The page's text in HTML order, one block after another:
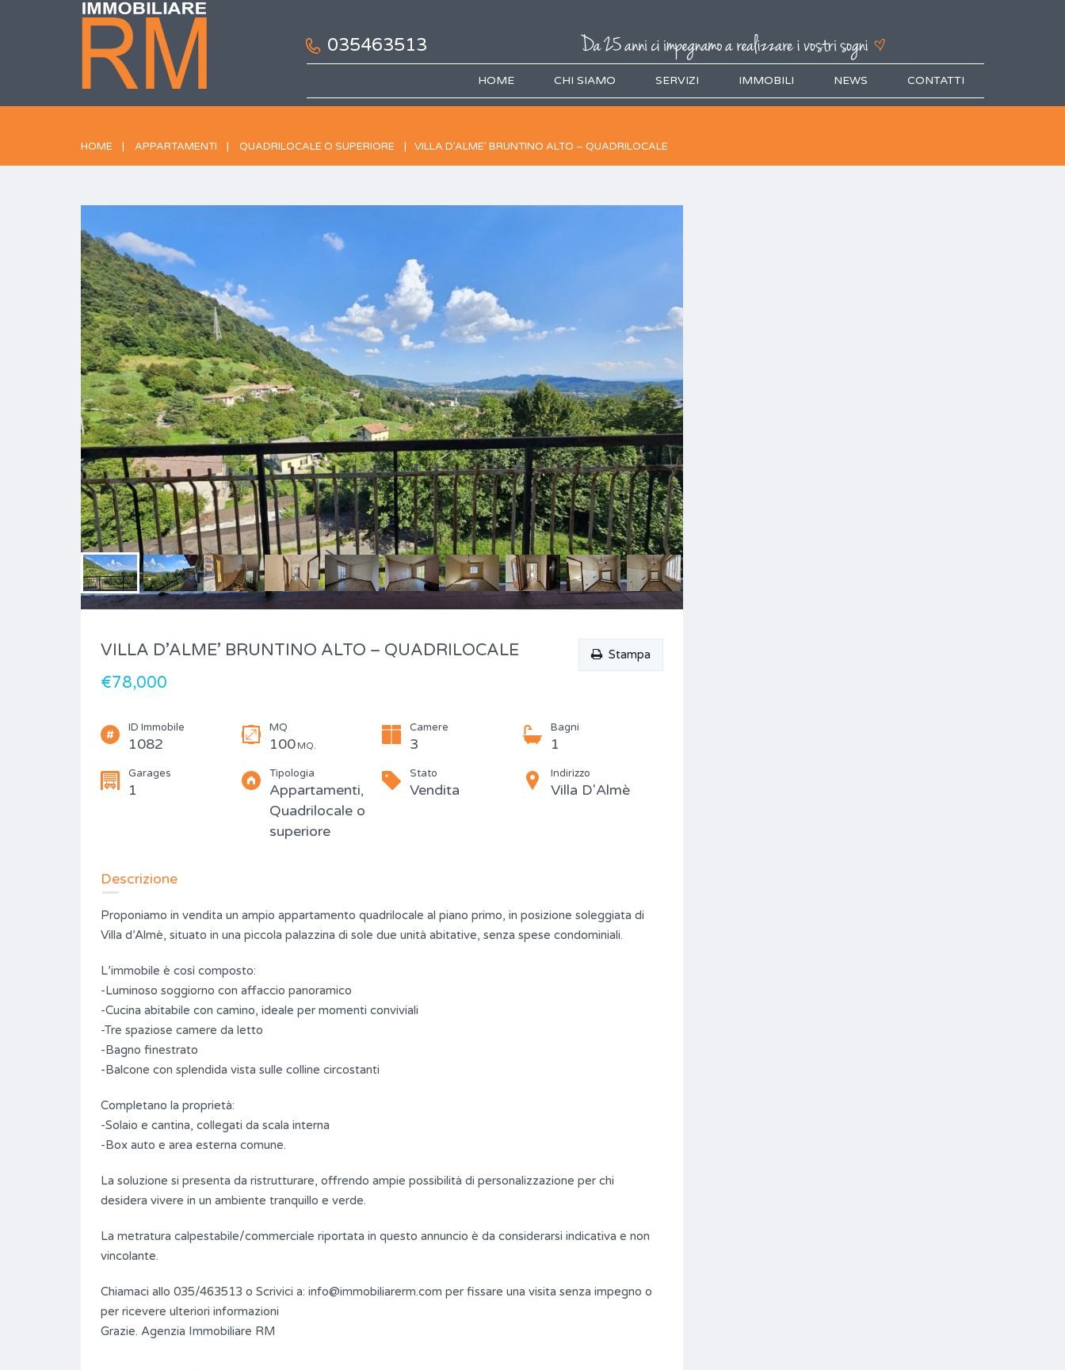
035463513
HOME CHI SIAMO SERVIZI IMMOBILI NEWS CONTATTI
HOME APPARTAMENTI QUADRILOCALE O SUPERIORE VILLA D’ALME’ BRUNTINO ALTO – QUADRILOCALE
Stampa
VILLA D’ALME’ BRUNTINO ALTO – QUADRILOCALE
€78,000
ID Immobile
1082
MQ
100 MQ.
Camere
3
Bagni
1
Garages
1
Tipologia
Appartamenti,
Quadrilocale o
superiore
Stato
Vendita
Indirizzo
Villa D'Almè
Descrizione
Proponiamo in vendita un ampio appartamento quadrilocale al piano primo, in posizione soleggiata di
Villa d’Almè, situato in una piccola palazzina di sole due unità abitative, senza spese condominiali.
L’immobile è così composto:
-Luminoso soggiorno con affaccio panoramico
-Cucina abitabile con camino, ideale per momenti conviviali
-Tre spaziose camere da letto
-Bagno finestrato
-Balcone con splendida vista sulle colline circostanti
Completano la proprietà:
-Solaio e cantina, collegati da scala interna
-Box auto e area esterna comune.
La soluzione si presenta da ristrutturare, offrendo ampie possibilità di personalizzazione per chi
desidera vivere in un ambiente tranquillo e verde.
La metratura calpestabile/commerciale riportata in questo annuncio è da considerarsi indicativa e non
vincolante.
Chiamaci allo 035/463513 o Scrivici a: info@immobiliarerm.com per fissare una visita senza impegno o
per ricevere ulteriori informazioni
Grazie. Agenzia Immobiliare RM